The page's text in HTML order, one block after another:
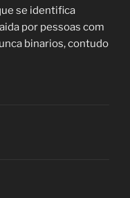
se identifica
por pessoas com
binarios, contudo